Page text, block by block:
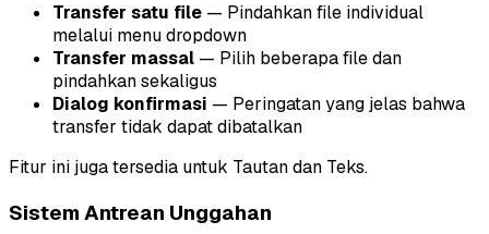
Transfer satu file — Pindahkan file individual
melalui menu dropdown
Transfer massal — Pilih beberapa file dan
pindahkan sekaligus
Dialog konfirmasi — Peringatan yang jelas bahwa
transfer tidak dapat dibatalkan
Fitur ini juga tersedia untuk Tautan dan Teks.
Sistem Antrean Unggahan